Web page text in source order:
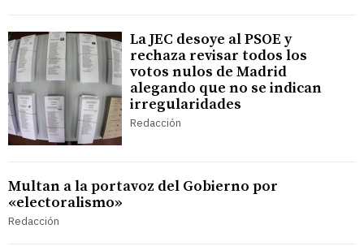
La JEC desoye al PSOE y
rechaza revisar todos los
votos nulos de Madrid
alegando que no se indican
irregularidades
Redacción
Multan a la portavoz del Gobierno por
«electoralismo»
Redacción